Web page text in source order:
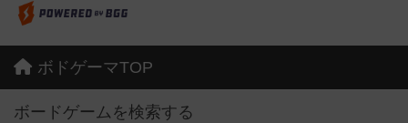
ボドゲーマTOP
ボードゲームを検索する